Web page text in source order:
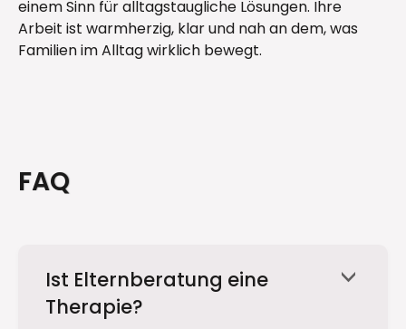
einem Sinn für alltagstaugliche Lösungen. Ihre
Arbeit ist warmherzig, klar und nah an dem, was
Familien im Alltag wirklich bewegt.
FAQ
Ist Elternberatung eine
Therapie?
<